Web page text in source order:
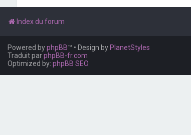
Index du forum
Powered byphpBB™ • Design by PlanetStyles
Traduit parphpBB-fr.com
Optimized by: phpBB SEO